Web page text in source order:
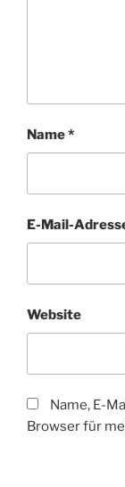
Name*
E-Mail-
Website
Name, E-
Browser für